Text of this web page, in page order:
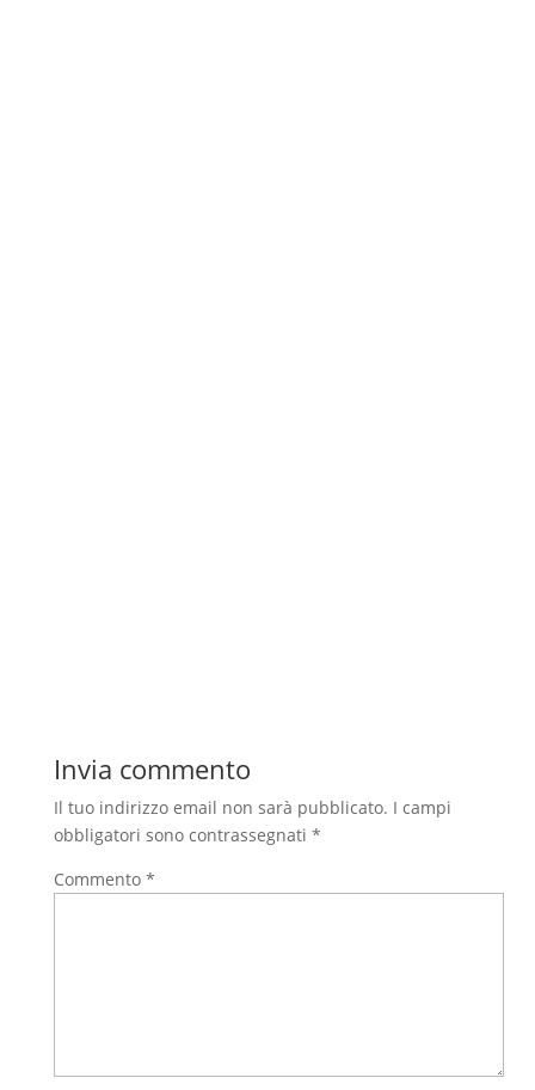
Invia commento
Il tuo indirizzo email non sarà pubblicato. I campi
obbligatori sono contrassegnati *
Commento *